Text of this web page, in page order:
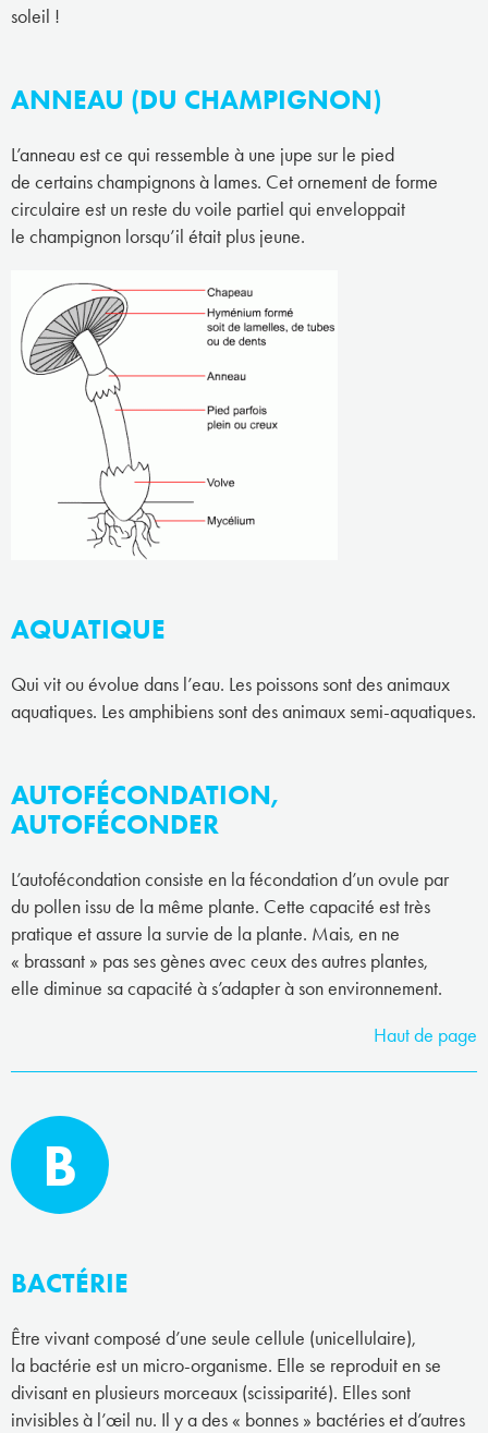
soleil !
ANNEAU (DU CHAMPIGNON)
L’anneau est ce qui ressemble à une jupe sur le pied
de certains champignons à lames. Cet ornement de forme
circulaire est un reste du voile partiel qui enveloppait
le champignon lorsqu’il était plus jeune.
AQUATIQUE
Qui vit ou évolue dans l’eau. Les poissons sont des animaux
aquatiques. Les amphibiens sont des animaux semi-aquatiques.
AUTOFÉCONDATION,
AUTOFÉCONDER
L’autofécondation consiste en la fécondation d’un ovule par
du pollen issu de la même plante. Cette capacité est très
pratique et assure la survie de la plante. Mais, en ne
« brassant » pas ses gènes avec ceux des autres plantes,
elle diminue sa capacité à s’adapter à son environnement.
Haut de page
B
BACTÉRIE
Être vivant composé d’une seule cellule (unicellulaire),
la bactérie est un micro-organisme. Elle se reproduit en se
divisant en plusieurs morceaux (scissiparité). Elles sont
invisibles à l’œil nu. Il y a des « bonnes » bactéries et d’autres